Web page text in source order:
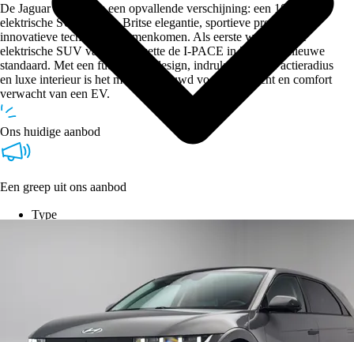
Type
De Jaguar I‑PACE is een opvallende verschijning: een 100 %
elektrische SUV waarin Britse elegantie, sportieve prestaties en
innovatieve technologie samenkomen. Als eerste wereldwijde
elektrische SUV van Jaguar zette de I‑PACE in 2018 een nieuwe
standaard. Met een futuristisch design, indrukwekkende actieradius
en luxe interieur is het model gebouwd voor wie kracht en comfort
verwacht van een EV.
Ons huidige aanbod
Een greep uit ons aanbod